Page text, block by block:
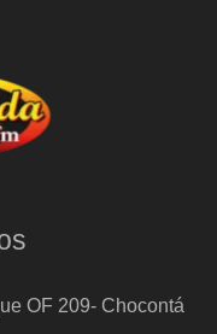
OF 209- Chocontá